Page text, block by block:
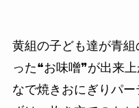
黄組の子ども達が青
った❝お味噌❞が出来
なで焼きおにぎりパ